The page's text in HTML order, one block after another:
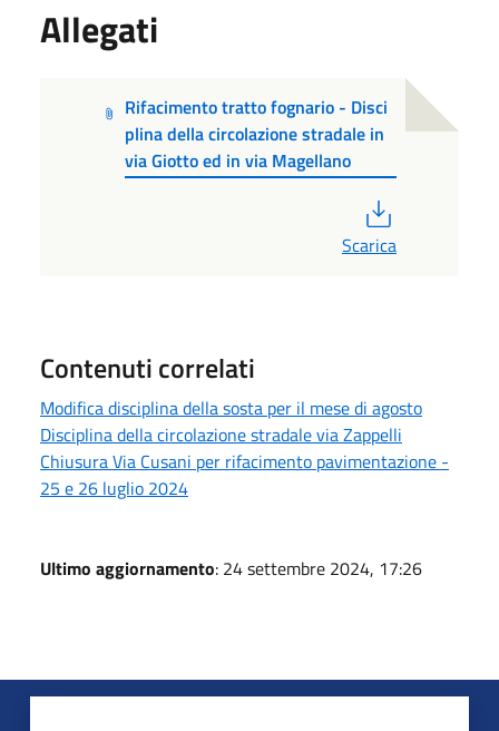
Allegati
Rifacimento tratto fognario - Disci
plina della circolazione stradale in
via Giotto ed in via Magellano
Scarica
Contenuti correlati
Modifica disciplina della sosta per il mese di agosto
Disciplina della circolazione stradale via Zappelli
Chiusura Via Cusani per rifacimento pavimentazione -
25 e 26 luglio 2024
Ultimo aggiornamento: 24 settembre 2024, 17:26